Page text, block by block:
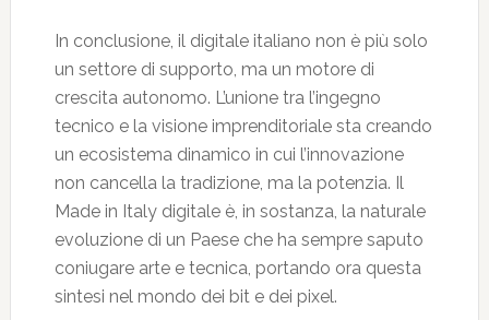
In conclusione, il digitale italiano non è più solo
un settore di supporto, ma un motore di
crescita autonomo. L’unione tra l’ingegno
tecnico e la visione imprenditoriale sta creando
un ecosistema dinamico in cui l’innovazione
non cancella la tradizione, ma la potenzia. Il
Made in Italy digitale è, in sostanza, la naturale
evoluzione di un Paese che ha sempre saputo
coniugare arte e tecnica, portando ora questa
sintesi nel mondo dei bit e dei pixel.